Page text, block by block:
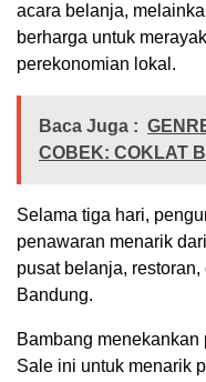
acara belanja,
berharga untuk
perekonomian lokal.
Baca Juga :
COBEK: COKLAT
Selama tiga hari,
penawaran menarik
pusat belanja,
Bandung.
Bambang
Sale ini untuk menarik